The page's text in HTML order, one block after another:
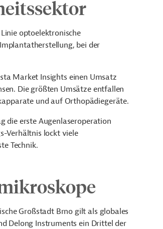
optoelektronische
bei der
Market Insights einen Umsatz
Die größten Umsätze entfallen
und auf Orthopädiegeräte.
die erste Augenlaseroperation
Verhältnis lockt viele
Technik.
Großstadt Brno gilt als globales
Delong Instruments ein Drittel der